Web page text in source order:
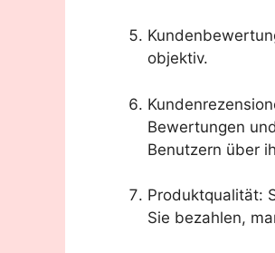
objektiv.
Bewertungen
Benutzern über
Produktqualität:
Sie bezahlen,